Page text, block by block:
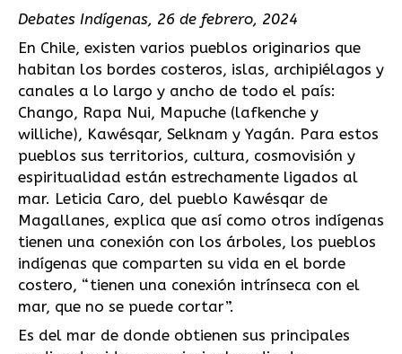
Debates Indígenas, 26 de febrero, 2024
En Chile, existen varios pueblos originarios que
habitan los bordes costeros, islas, archipiélagos y
canales a lo largo y ancho de todo el país:
Chango, Rapa Nui, Mapuche (lafkenche y
williche), Kawésqar, Selknam y Yagán. Para estos
pueblos sus territorios, cultura, cosmovisión y
espiritualidad están estrechamente ligados al
mar. Leticia Caro, del pueblo Kawésqar de
Magallanes, explica que así como otros indígenas
tienen una conexión con los árboles, los pueblos
indígenas que comparten su vida en el borde
costero, “tienen una conexión intrínseca con el
mar, que no se puede cortar”.
Es del mar de donde obtienen sus principales